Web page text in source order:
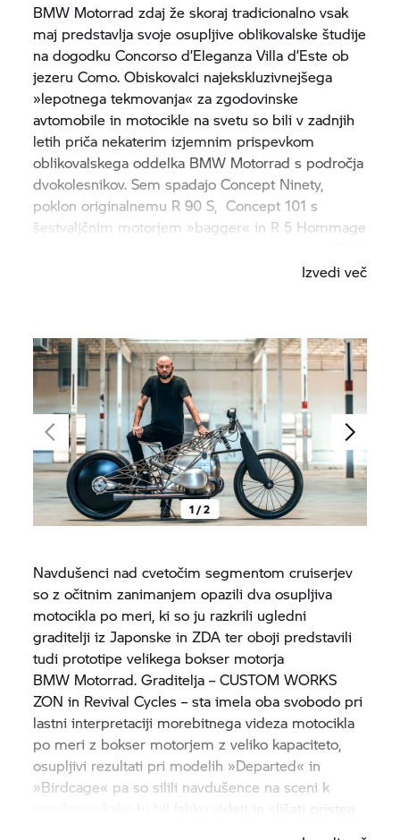
BMW Motorrad zdaj že skoraj tradicionalno vsak
maj predstavlja svoje osupljive oblikovalske študije
na dogodku Concorso d’Eleganza Villa d’Este ob
jezeru Como. Obiskovalci najekskluzivnejšega
»lepotnega tekmovanja« za zgodovinske
avtomobile in motocikle na svetu so bili v zadnjih
letih priča nekaterim izjemnim prispevkom
oblikovalskega oddelka BMW Motorrad s področja
dvokolesnikov. Sem spadajo Concept Ninety,
poklon originalnemu R 90 S, Concept 101 s
šestvaljčnim motorjem »bagger« in R 5 Hommage
Izvedi več
1 / 2
Navdušenci nad cvetočim segmentom cruiserjev
so z očitnim zanimanjem opazili dva osupljiva
motocikla po meri, ki so ju razkrili ugledni
graditelji iz Japonske in ZDA ter oboji predstavili
tudi prototipe velikega bokser motorja
BMW Motorrad. Graditelja – CUSTOM WORKS
ZON in Revival Cycles – sta imela oba svobodo pri
lastni interpretaciji morebitnega videza motocikla
po meri z bokser motorjem z veliko kapaciteto,
osupljivi rezultati pri modelih »Departed« in
»Birdcage« pa so silili navdušence na sceni k
vprašanju: kako bi bil lahko videti in slišati pristen